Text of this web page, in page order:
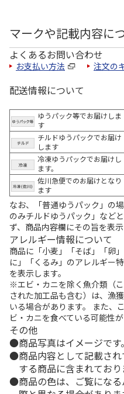
マークや記載内容に
よくあるお問い合わせ
お支払い方法 注文の
配送情報について
ゆうパック等でお届けしま
す
チルドゆうパックでお届け
します
冷凍ゆうパックでお届けし
ます。
佐川急便でのお届けとなり
ます
なお、「普通ゆうパック」の
のみチルドゆうパック」など
ず、商品内容欄にその旨を表示
アレルギー情報について
商品に「小麦」「そば」「卵
に」「くるみ」のアレルギー
を表示します。
※エビ・カニを除く魚介類（
された加工品も含む）は、漁
いる場合があります。 また、
ビ・カニを食べている可能性が
その他
商品写真はイメージです。
商品内容として記載さ
する商品に含まれており
商品の色は、ご覧にな